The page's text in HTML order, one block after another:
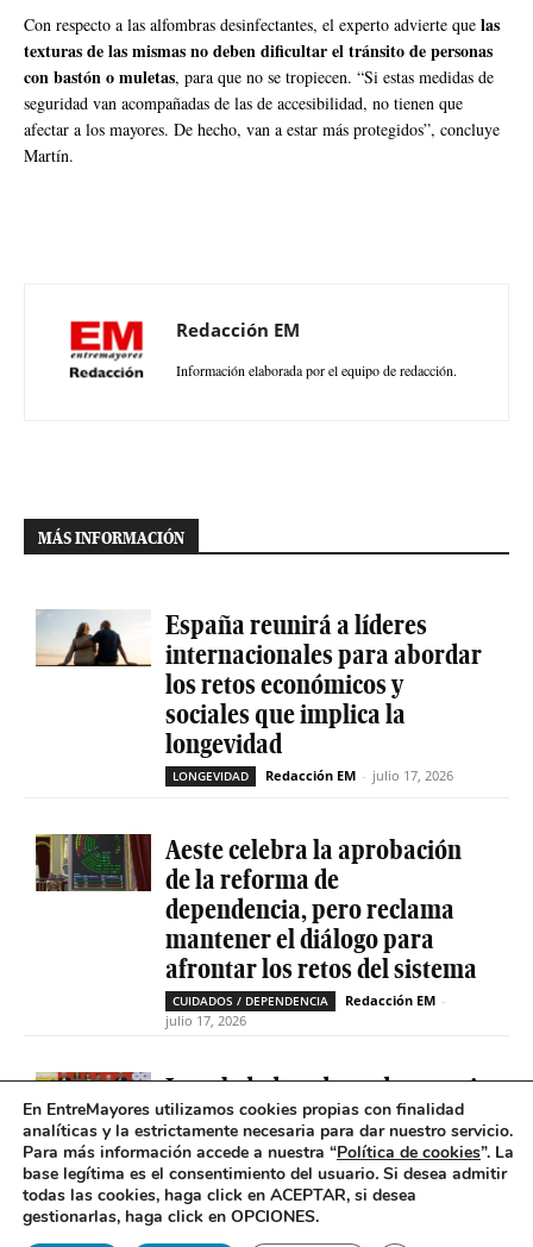
Con respecto a las alfombras desinfectantes, el experto advierte que las
texturas de las mismas no deben dificultar el tránsito de personas
con bastón o muletas, para que no se tropiecen. “Si estas medidas de
seguridad van acompañadas de las de accesibilidad, no tienen que
afectar a los mayores. De hecho, van a estar más protegidos”, concluye
Martín.
Redacción EM
Información elaborada por el equipo de redacción.
MÁS INFORMACIÓN
España reunirá a líderes
internacionales para abordar
los retos económicos y
sociales que implica la
longevidad
LONGEVIDAD Redacción EM - julio 17, 2026
Aeste celebra la aprobación
de la reforma de
dependencia, pero reclama
mantener el diálogo para
afrontar los retos del sistema
CUIDADOS / DEPENDENCIA Redacción EM -
julio 17, 2026
La soledad no deseada es casi
cinco veces superior entre
personas que tienen
problemas de salud mental
SOLEDAD NO DESEADA Redacción EM
julio 16, 2026
En EntreMayores utilizamos cookies propias con finalidad
analíticas y la estrictamente necesaria para dar nuestro servicio.
Para más información accede a nuestra “Política de cookies”. La
base legítima es el consentimiento del usuario. Si desea admitir
todas las cookies, haga click en ACEPTAR, si desea
gestionarlas, haga click en OPCIONES.